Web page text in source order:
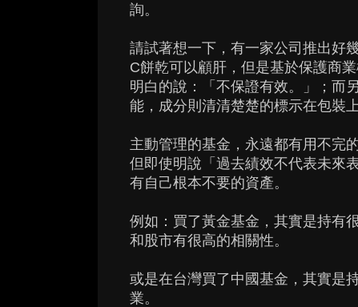
詢。
請試著想一下，有一家公司推出好
C餅乾可以顧肝，但是基於保護商
明白的說：「不保證有效。」；而
能，成分則清清楚楚的標示在包裝上
主動管理的基金，永遠都有用不完
但即使明說「過去績效不代表未來
有自己根本不要的資產。
例如：買了黃金基金，其實是持有
和股市有很高的相關性。
或是在台灣買了中國基金，其實是
業。